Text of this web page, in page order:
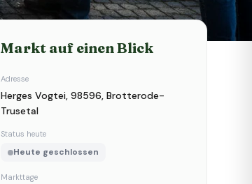
Markt auf einen Blick
Adresse
Herges Vogtei, 98596, Brotterode-
Trusetal
Status heute
Heute geschlossen
Markttage